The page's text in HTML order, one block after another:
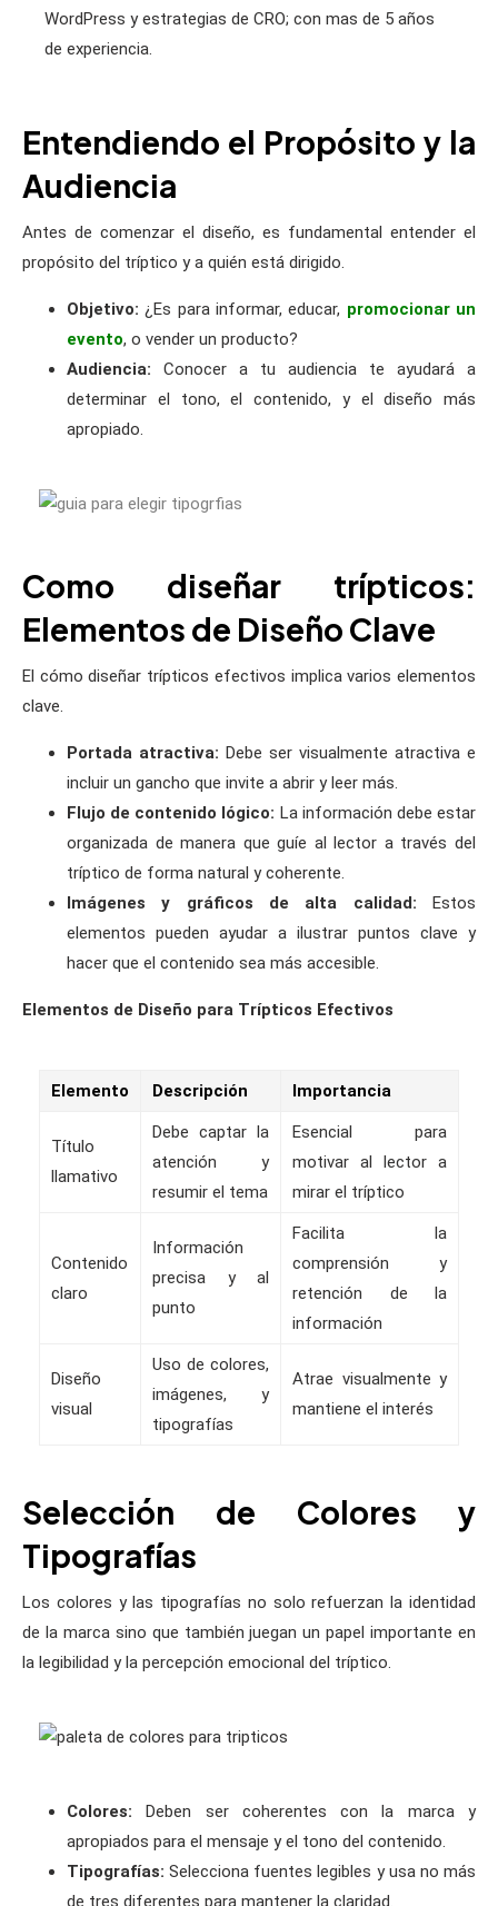
WordPress y estrategias de CRO; con mas de 5 años
de experiencia.
Entendiendo el Propósito y la
Audiencia
Antes de comenzar el diseño, es fundamental entender el
propósito del tríptico y a quién está dirigido.
Objetivo: ¿Es para informar, educar, promocionar un
evento, o vender un producto?
Audiencia: Conocer a tu audiencia te ayudará a
determinar el tono, el contenido, y el diseño más
apropiado.
Como diseñar trípticos:
Elementos de Diseño Clave
El cómo diseñar trípticos efectivos implica varios elementos
clave.
Portada atractiva: Debe ser visualmente atractiva e
incluir un gancho que invite a abrir y leer más.
Flujo de contenido lógico: La información debe estar
organizada de manera que guíe al lector a través del
tríptico de forma natural y coherente.
Imágenes y gráficos de alta calidad: Estos
elementos pueden ayudar a ilustrar puntos clave y
hacer que el contenido sea más accesible.
Elementos de Diseño para Trípticos Efectivos
Elemento Descripción Importancia
Título
llamativo
Debe captar la
atención y
resumir el tema
Esencial para
motivar al lector a
mirar el tríptico
Contenido
claro
Información
precisa y al
punto
Facilita la
comprensión y
retención de la
información
Diseño
visual
Uso de colores,
imágenes, y
tipografías
Atrae visualmente y
mantiene el interés
Selección de Colores y
Tipografías
Los colores y las tipografías no solo refuerzan la identidad
de la marca sino que también juegan un papel importante en
la legibilidad y la percepción emocional del tríptico.
Colores: Deben ser coherentes con la marca y
apropiados para el mensaje y el tono del contenido.
Tipografías: Selecciona fuentes legibles y usa no más
de tres diferentes para mantener la claridad.